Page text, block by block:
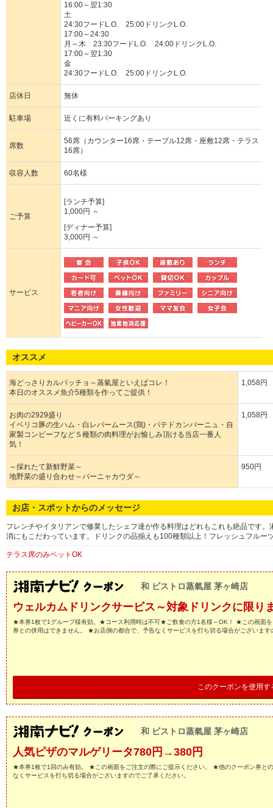
16:00～翌1:30
土
24:30フードL.O. 25:00ドリンクL.O.
17:00～24:30
月～木 23:30フードL.O. 24:00ドリンクL.O.
17:00～翌1:30
金
24:30フードL.O. 25:00ドリンクL.O.
店休日 無休
駐車場 近くに有料パーキングあり
席数
56席（カウンター16席・テーブル12席・座敷12席・テラス
16席）
収容人数 60名様
ご予算
[ランチ予算]
1,000円 ～
[ディナー予算]
3,000円 ～
サービス
オススメ
海どっさりカルパッチョ～蒸氣屋といえばコレ！
本日のオススメ魚介5種類を作ってご提供！
1,058円
お肉の2929盛り
イベリコ豚の生ハム・白レバームース(鶏)・パテドカンパーニュ・自
家製コンビーフなど５種類の肉料理がお愉しみ頂ける当店一番人
気！
1,058円
～採れたて新鮮野菜～
地野菜の盛り合わせ～バーニャカウダ～
950円
お店・スポットからのメッセージ
フレンチやイタリアンで修業したシェフ達が作る料理はどれもこれも絶品です
消にもこだわっています。ドリンクの品揃えも100種類以上！フレッシュフルー
テラス席のみペットOK
和 ビストロ蒸氣屋 茅ヶ崎店
ウェルカムドリンクサービス～対象ドリンクに限り
★本券1枚で1グループ様有効。★コース利用時は不可★ご飲食の方1名様～OK！ ★この画面
券との併用はできません。 ★お店側の都合で、予告なくサービスを打ち切る場合がございます
このクーポンを使用す
和 ビストロ蒸氣屋 茅ヶ崎店
人気ピザのマルゲリータ780円→380円
★本券1枚で1回のみ有効。 ★この画面をご注文の際にご提示ください。 ★他のクーポン券と
なくサービスを打ち切る場合がございますのでご了承ください。